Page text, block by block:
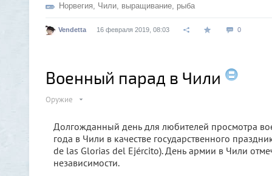
Норвегия, Чили, выращивание, рыба
Vendetta 16 февраля 2019, 08:03 0
Военный парад в Чили
Оружие
Долгожданный день для любителей просмотра
года в Чили в качестве государственного
de las Glorias del Ejército). День армии в Чили
независимости.